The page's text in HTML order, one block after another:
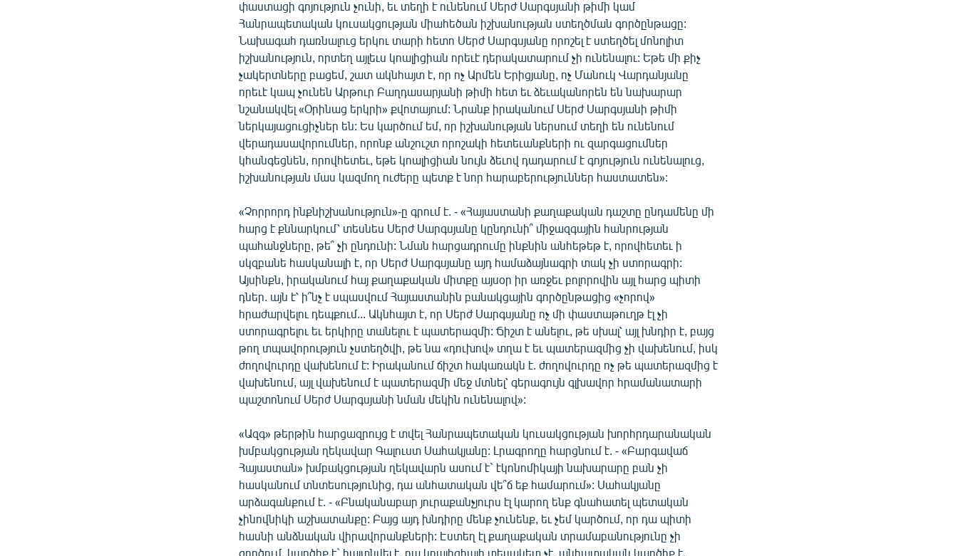
փաստացի գոյություն չունի, եւ տեղի է ունենում Սերժ Սարգսյանի թիմի կամ
Հանրապետական կուսակցության միահեծան իշխանության ստեղծման գործընթացը:
Նախագահ դառնալուց երկու տարի հետո Սերժ Սարգսյանը որոշել է ստեղծել մոնոլիտ
իշխանություն, որտեղ այլեւս կոալիցիան որեւէ դերակատարում չի ունենալու: Եթե մի քիչ
չակերտները բացեմ, շատ ակնհայտ է, որ ոչ Արմեն Երիցյանը, ոչ Մանուկ Վարդանյանը
որեւէ կապ չունեն Արթուր Բաղդասարյանի թիմի հետ եւ ձեւականորեն են նախարար
նշանակվել «Օրինաց երկրի» քվոտայում: Նրանք իրականում Սերժ Սարգսյանի թիմի
ներկայացուցիչներ են: Ես կարծում եմ, որ իշխանության ներսում տեղի են ունենում
վերադասավորումներ, որոնք անշուշտ որոշակի հետեւանքների ու զարգացումներ
կհանգեցնեն, որովհետեւ, եթե կոալիցիան նույն ձեւով դադարում է գոյություն ունենալուց,
իշխանության մաս կազմող ուժերը պետք է նոր հարաբերություններ հաստատեն»:
«Չորրորդ ինքնիշխանություն»-ը գրում է. - «Հայաստանի քաղաքական դաշտը ընդամենը մի
հարց է քննարկում՝ տեսնես Սերժ Սարգսյանը կընդունի՞ միջազգային հանրության
պահանջները, թե՞ չի ընդունի: Նման հարցադրումը ինքնին անհեթեթ է, որովհետեւ ի
սկզբանե հասկանալի է, որ Սերժ Սարգսյանը այդ համաձայնագրի տակ չի ստորագրի:
Այսինքն, իրականում հայ քաղաքական միտքը այսօր իր առջեւ բոլորովին այլ հարց պիտի
դներ. այն է՝ ի՞նչ է սպասվում Հայաստանին բանակցային գործընթացից «չորով»
հրաժարվելու դեպքում... Ակնհայտ է, որ Սերժ Սարգսյանը ոչ մի փաստաթուղթ էլ չի
ստորագրելու եւ երկիրը տանելու է պատերազմի: Ճիշտ է անելու, թե սխալ՝ այլ խնդիր է, բայց
թող տպավորություն չստեղծվի, թե նա «դուխով» տղա է եւ պատերազմից չի վախենում, իսկ
ժողովուրդը վախենում է: Իրականում ճիշտ հակառակն է. ժողովուրդը ոչ թե պատերազմից է
վախենում, այլ վախենում է պատերազմի մեջ մտնել՝ գերագույն գլխավոր հրամանատարի
պաշտոնում Սերժ Սարգսյանի նման մեկին ունենալով»:
«Ազգ» թերթին հարցազրույց է տվել Հանրապետական կուսակցության խորհրդարանական
խմբակցության ղեկավար Գալուստ Սահակյանը: Լրագրողը հարցնում է. - «Բարգավաճ
Հայաստան» խմբակցության ղեկավարն ասում է` էկոնոմիկայի նախարարը բան չի
հասկանում տնտեսությունից, դա անհատական վե՞ճ եք համարում»: Սահակյանը
արձագանքում է. - «Բնականաբար յուրաքանչյուրս էլ կարող ենք գնահատել պետական
չինովնիկի աշխատանքը: Բայց այդ խնդիրը մենք չունենք, եւ չեմ կարծում, որ դա պիտի
հասնի անձնական վիրավորանքների: Էստեղ էլ քաղաքական տրամաբանությունը չի
գործում, կարծիք է` հայտնվել է, դա կոալիցիայի տեսակետ չէ, անհատական կարծիք է,